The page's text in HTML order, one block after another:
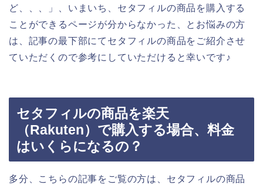
ど、、、」、いまいち、セタフィルの商品を購入する
ことができるページが分からなかった、とお悩みの方
は、記事の最下部にてセタフィルの商品をご紹介させ
ていただくので参考にしていただけると幸いです♪
セタフィルの商品を楽天
（Rakuten）で購入する場合、料金
はいくらになるの？
多分、こちらの記事をご覧の方は、セタフィルの商品